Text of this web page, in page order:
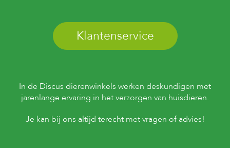
Klantenservice
In de Discus dierenwinkels werken deskundigen met
jarenlange ervaring in het verzorgen van huisdieren.
Je kan bij ons altijd terecht met vragen of advies!